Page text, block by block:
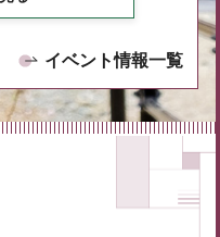
イベント情報一覧